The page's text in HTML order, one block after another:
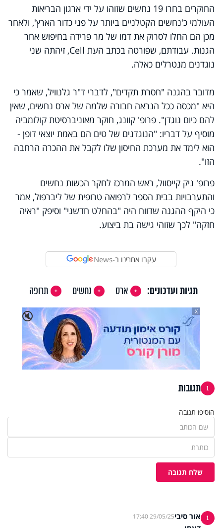
החוקרים בחרו 19 נחשים שזוהו על ידי ארגון הבריאות
העולמי כ'נחשים הקטלניים ביותר על פני כדור הארץ', ולאחר
מכן הם החלו לסרוק את דמו של מר פרידה בחיפוש אחר
הגנות. עבודתם, שפורטה בכתב העת Cell, זיהתה שני
נוגדנים מנטרלים כאלה.
מדובר בהגנה "חסרת תקדים", לדברי ד"ר גלנוויל, שאמר כי
היא "מכסה ככל הנראה חבורה שלמה של ארס נחשים, שאין
להם כיום נוגדן". פרופ' קוונג, חוקר מאוניברסיטת קולומביה
מוסיף על דבריו: "הנוגדנים של טים הם באמת יוצאי דופן -
הוא לימד את מערכת החיסון שלו לקבל את ההכרה הרחבה
הזו".
פרופ' ניק קייסוול, ראש המרכז לחקר הכשות נחשים
והתערבויות בבית הספר לרפואה טרופית של ליברפול, אמר
כי היקף ההגנה שדווח היה "בהחלט חדשני" וסיפק "ראיה
חזקה" לכך שזוהי גישה בת ביצוע.
עקבו אחרינו ב-News
תגיות ועדכונים: ארס נחשים
תרופה
🔇
X
1 תגובות
הוסיפו תגובה
שלח תגובה
1 אור סיבי29/05/25 17:40